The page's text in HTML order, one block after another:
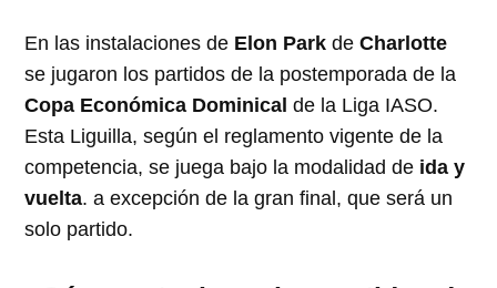
En las instalaciones de Elon Park deCharlotte
se jugaron los partidos de la postemporada de la
Copa Económica Dominical de la Liga IASO.
Esta Liguilla, según el reglamento vigente de la
competencia, se juega bajo la modalidad de ida y
vuelta. a excepción de la gran final, que será un
solo partido.